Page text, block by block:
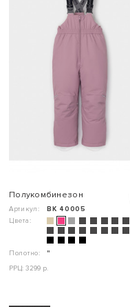
Полукомбинезон
Артикул:
ВК 40005
Цвета:
Полотно:
"
РРЦ: 3299 р.